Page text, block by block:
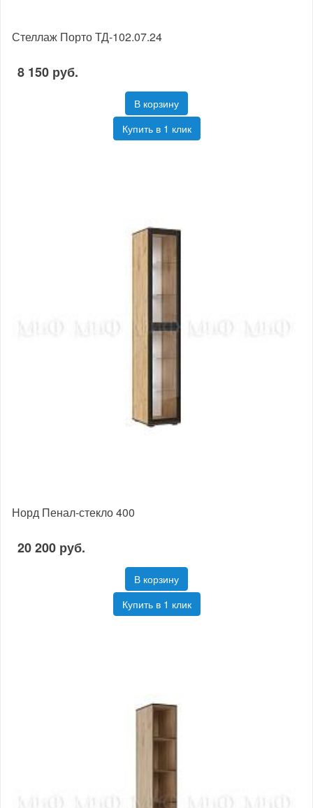
Стеллаж Порто ТД-102.07.24
8 150 руб.
В корзину
Купить в 1 клик
Норд Пенал-стекло 400
20 200 руб.
В корзину
Купить в 1 клик